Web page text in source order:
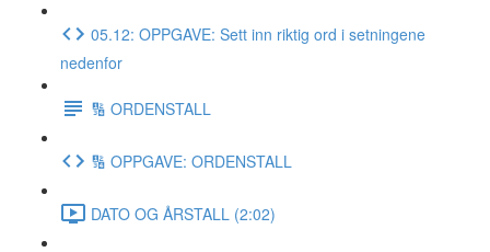
05.12: OPPGAVE: Sett inn riktig ord i setningene
nedenfor
🔢 ORDENSTALL
🔢 OPPGAVE: ORDENSTALL
DATO OG ÅRSTALL (2:02)